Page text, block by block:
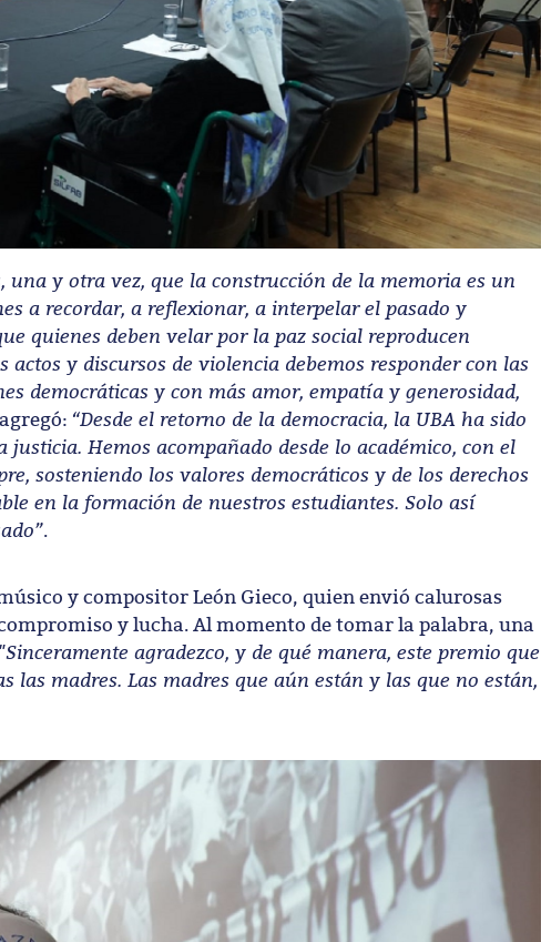
una y otra vez, que la construcción de la memoria es un
a recordar, a reflexionar, a interpelar el pasado y
quienes deben velar por la paz social reproducen
y discursos de violencia debemos responder con las
democráticas y con más amor, empatía y generosidad,
“Desde el retorno de la democracia, la UBA ha sido
Hemos acompañado desde lo académico, con el
sosteniendo los valores democráticos y de los derechos
en la formación de nuestros estudiantes. Solo así
.
y compositor León Gieco, quien envió calurosas
y lucha. Al momento de tomar la palabra, una
"Sinceramente agradezco, y de qué manera, este premio que
las madres. Las madres que aún están y las que no están,